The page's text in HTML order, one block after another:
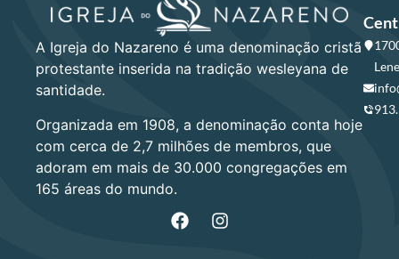
A Igreja do Nazareno é uma denominação cristã
protestante inserida na tradição wesleyana de
santidade.
Organizada em 1908, a denominação conta hoje
com cerca de 2,7 milhões de membros, que
adoram em mais de 30.000 congregações em
165 áreas do mundo.